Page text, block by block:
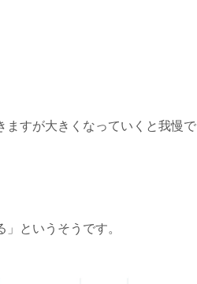
ますが大きくなっていくと我慢で
というそうです。